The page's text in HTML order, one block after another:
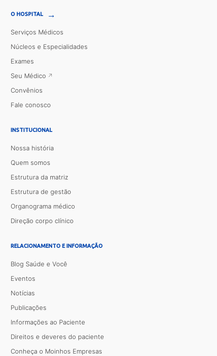
O HOSPITAL →
Serviços Médicos
Núcleos e Especialidades
Exames
Seu Médico
Convênios
Fale conosco
INSTITUCIONAL
Nossa história
Quem somos
Estrutura da matriz
Estrutura de gestão
Organograma médico
Direção corpo clínico
RELACIONAMENTO E INFORMAÇÃO
Blog Saúde e Você
Eventos
Notícias
Publicações
Informações ao Paciente
Direitos e deveres do paciente
Conheça o Moinhos Empresas